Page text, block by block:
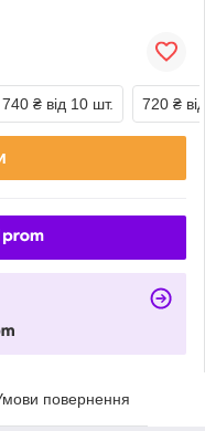
740 ₴ від 10 шт. 720 ₴
повернення